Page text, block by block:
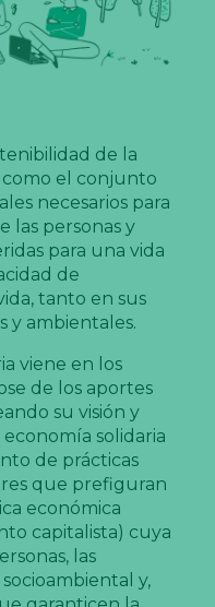
de la
como el conjunto
necesarios para
las personas y
para una vida
de
tanto en sus
y ambientales.
viene en los
de los aportes
su visión y
economía solidaria
de prácticas
que prefiguran
económica
capitalista) cuya
las
y,